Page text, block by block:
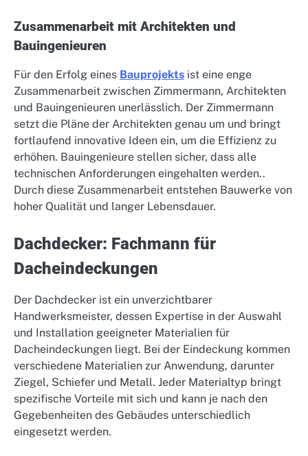
Zusammenarbeit mit Architekten und
Bauingenieuren
Für den Erfolg eines Bauprojekts ist eine enge
Zusammenarbeit zwischen Zimmermann, Architekten
und Bauingenieuren unerlässlich. Der Zimmermann
setzt die Pläne der Architekten genau um und bringt
fortlaufend innovative Ideen ein, um die Effizienz zu
erhöhen. Bauingenieure stellen sicher, dass alle
technischen Anforderungen eingehalten werden..
Durch diese Zusammenarbeit entstehen Bauwerke von
hoher Qualität und langer Lebensdauer.
Dachdecker: Fachmann für
Dacheindeckungen
Der Dachdecker ist ein unverzichtbarer
Handwerksmeister, dessen Expertise in der Auswahl
und Installation geeigneter Materialien für
Dacheindeckungen liegt. Bei der Eindeckung kommen
verschiedene Materialien zur Anwendung, darunter
Ziegel, Schiefer und Metall. Jeder Materialtyp bringt
spezifische Vorteile mit sich und kann je nach den
Gegebenheiten des Gebäudes unterschiedlich
eingesetzt werden.